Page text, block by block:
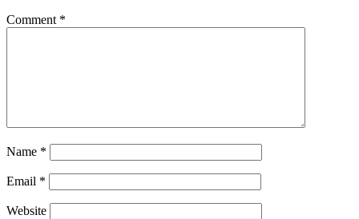
Comment *
Name *
Email *
Website